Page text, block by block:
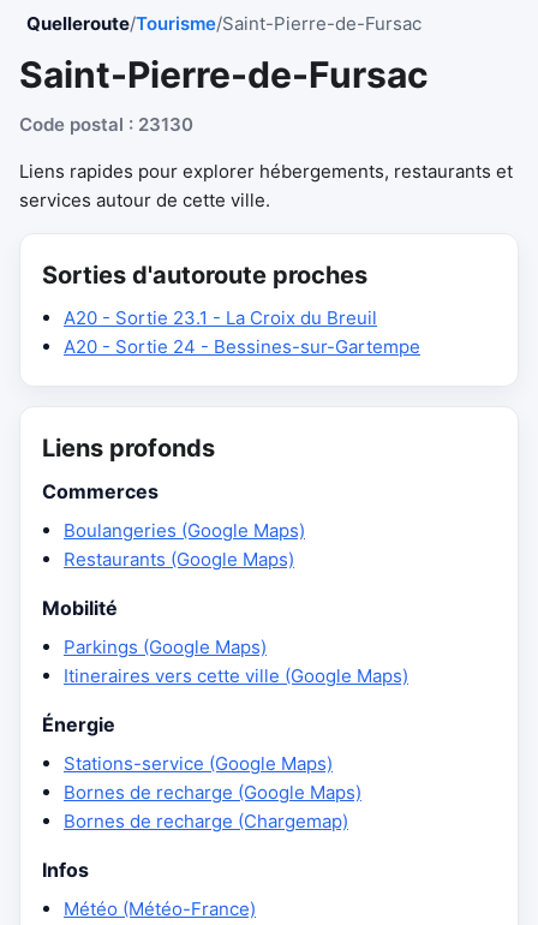
Quelleroute/Tourisme/Saint-Pierre-de-Fursac
Saint-Pierre-de-Fursac
Code postal : 23130
Liens rapides pour explorer hébergements, restaurants et
services autour de cette ville.
Sorties d'autoroute proches
A20 - Sortie 23.1 - La Croix du Breuil
A20 - Sortie 24 - Bessines-sur-Gartempe
Liens profonds
Commerces
Boulangeries (Google Maps)
Restaurants (Google Maps)
Mobilité
Parkings (Google Maps)
Itineraires vers cette ville (Google Maps)
Énergie
Stations-service (Google Maps)
Bornes de recharge (Google Maps)
Bornes de recharge (Chargemap)
Infos
Météo (Météo-France)